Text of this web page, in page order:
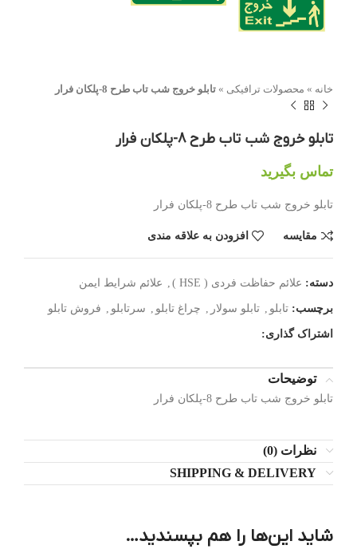
خانه » محصولات ترافیکی » تابلو خروج شب تاب طرح 8-پلکان فرار
تابلو خروج شب تاب طرح 8-پلکان فرار
تماس بگیرید
تابلو خروج شب تاب طرح 8-پلکان فرار
مقایسه افزودن به علاقه مندی
دسته: علائم حفاظت فردی ( HSE ) , علائم شرایط ایمن
برچسب: تابلو , تابلو سولار , چراغ تابلو , سرتابلو , فروش تابلو
اشتراک گذاری:
توضیحات
تابلو خروج شب تاب طرح 8-پلکان فرار
نظرات (0)
SHIPPING & DELIVERY
شاید این‌ها را هم بپسندید…